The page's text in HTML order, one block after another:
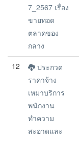
7_2567 เรื่อง
ขายทอด
ตลาดของ
กลาง
12
ประกวด
ราคาจ้าง
เหมาบริการ
พนักงาน
ทำความ
สะอาดและ